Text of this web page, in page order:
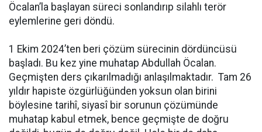
Öcalan’la başlayan süreci sonlandırıp silahlı terör
eylemlerine geri döndü.
1 Ekim 2024’ten beri çözüm sürecinin dördüncüsü
başladı. Bu kez yine muhatap Abdullah Öcalan.
Geçmişten ders çıkarılmadığı anlaşılmaktadır. Tam 26
yıldır hapiste özgürlüğünden yoksun olan birini
böylesine tarihî, siyasî bir sorunun çözümünde
muhatap kabul etmek, bence geçmişte de doğru